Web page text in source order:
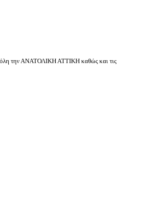
όλη την ΑΝΑΤΟΛΙΚΗ ΑΤΤΙΚΗ καθώς και τις